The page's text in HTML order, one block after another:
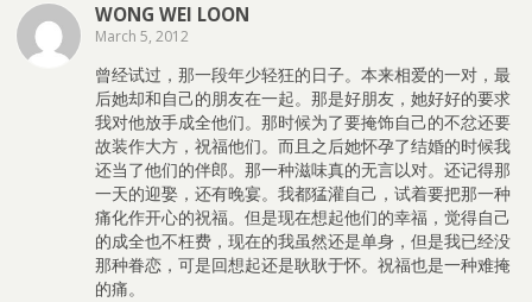
WONG WEI LOON
March 5, 2012
曾经试过，那一段年少轻狂的日子。本来相爱的一对，最
后她却和自己的朋友在一起。那是好朋友，她好好的要求
我对他放手成全他们。那时候为了要掩饰自己的不忿还要
故装作大方，祝福他们。而且之后她怀孕了结婚的时候我
还当了他们的伴郎。那一种滋味真的无言以对。还记得那
一天的迎娶，还有晚宴。我都猛灌自己，试着要把那一种
痛化作开心的祝福。但是现在想起他们的幸福，觉得自己
的成全也不枉费，现在的我虽然还是单身，但是我已经没
那种眷恋，可是回想起还是耿耿于怀。祝福也是一种难掩
的痛。